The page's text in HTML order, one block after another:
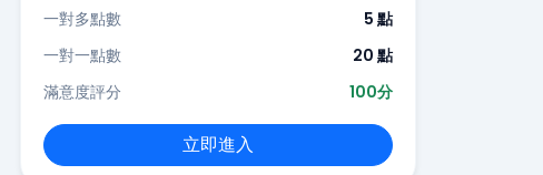
一對多點數
5 點
一對一點數
20 點
滿意度評分
100分
立即進入